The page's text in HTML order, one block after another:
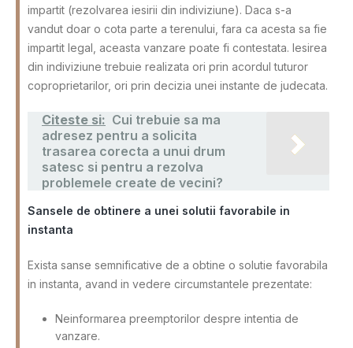
impartit (rezolvarea iesirii din indiviziune). Daca s-a
vandut doar o cota parte a terenului, fara ca acesta sa fie
impartit legal, aceasta vanzare poate fi contestata. Iesirea
din indiviziune trebuie realizata ori prin acordul tuturor
coproprietarilor, ori prin decizia unei instante de judecata.
Citeste si: Cui trebuie sa ma
adresez pentru a solicita
trasarea corecta a unui drum
satesc si pentru a rezolva
problemele create de vecini?
Sansele de obtinere a unei solutii favorabile in
instanta
Exista sanse semnificative de a obtine o solutie favorabila
in instanta, avand in vedere circumstantele prezentate:
Neinformarea preemptorilor despre intentia de
vanzare.